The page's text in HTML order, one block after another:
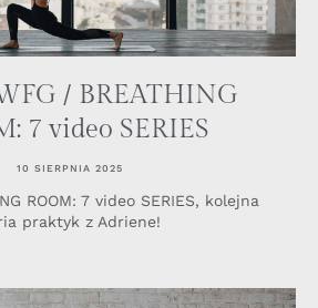
/ BREATHING
7 video SERIES
10 SIERPNIA 2025
ROOM: 7 video SERIES, kolejna
praktyk z Adriene!